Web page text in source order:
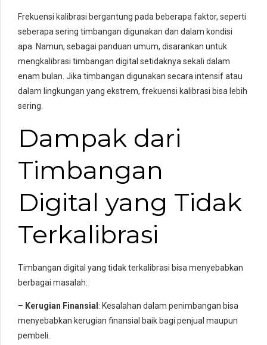
Frekuensi kalibrasi bergantung pada beberapa faktor, seperti
seberapa sering timbangan digunakan dan dalam kondisi
apa. Namun, sebagai panduan umum, disarankan untuk
mengkalibrasi timbangan digital setidaknya sekali dalam
enam bulan. Jika timbangan digunakan secara intensif atau
dalam lingkungan yang ekstrem, frekuensi kalibrasi bisa lebih
sering.
Dampak dari
Timbangan
Digital yang Tidak
Terkalibrasi
Timbangan digital yang tidak terkalibrasi bisa menyebabkan
berbagai masalah:
– Kerugian Finansial : Kesalahan dalam penimbangan bisa
menyebabkan kerugian finansial baik bagi penjual maupun
pembeli.